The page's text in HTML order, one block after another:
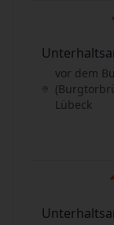
vor dem
Lübeck